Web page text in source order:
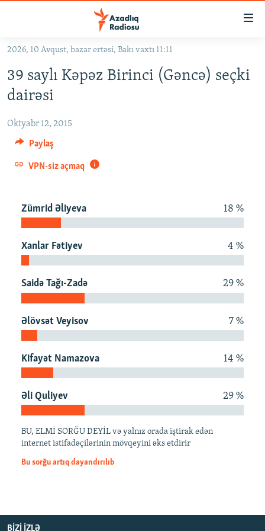
Əsas
qayıt
Əsas
qayıt
Axtarışa
#İZAHLA
#ƏSLINDƏ
FƏRQƏ BAX
QANUNI DOĞRU
MULTIMEDIA
FOTOQALEREYA
İNFOQRAFIKA
OXU ZALI
AZƏRBAYCAN ƏDƏBIYYATI KITABXANASI
İZ - MƏDƏNIYYƏT PROQRAMI
HAQQIMIZDA
MISSIYAMIZ
MATERIALLARIMIZDAN ISTIFADƏ
AZADLIQRADIOSU MOBIL TELEFONUNUZDA
BIZIMLƏ ƏLAQƏ
BIZI IZLƏ
RFE/RL-in bütün saytları
2026, 10 Avqust, bazar ertəsi, Bakı vaxtı 11:11
39 saylı Kəpəz Birinci (Gəncə) seçki
dairəsi
Oktyabr 12, 2015
Paylaş
VPN-siz açmaq
Zümrid Əliyeva 18 %
Xanlar Fətiyev 4 %
Saidə Tağı-Zadə 29 %
Əlövsət Veyisov 7 %
Kifayət Namazova 14 %
Əli Quliyev 29 %
BU, ELMİ SORĞU DEYİL və yalnız orada iştirak edən
internet istifadəçilərinin mövqeyini əks etdirir
Bu sorğu artıq dayandırılıb
BIZI IZLƏ